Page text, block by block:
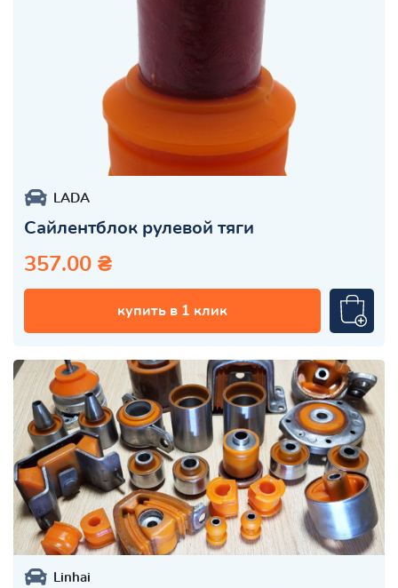
LADA
Сайлентблок рулевой тяги
357.00 ₴
купить в 1 клик
Linhai